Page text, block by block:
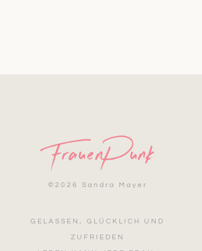
© 2026 Sandra Mayer
GELASSEN, GLÜCKLICH UND
ZUFRIEDEN